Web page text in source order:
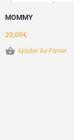
MOMMY
20,00€
Ajouter Au Panier